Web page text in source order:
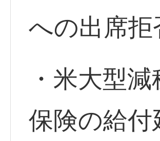
への出席
・米大型
保険の給